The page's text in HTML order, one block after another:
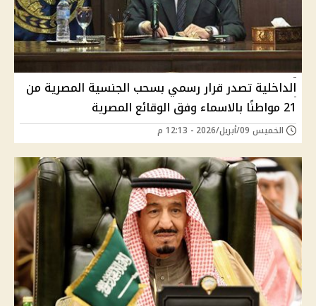
الداخلية تصدر قرار رسمي بسحب الجنسية المصرية من
21 مواطنًا بالاسماء وفق الوقائع المصرية
الخميس 09/أبريل/2026 - 12:13 م